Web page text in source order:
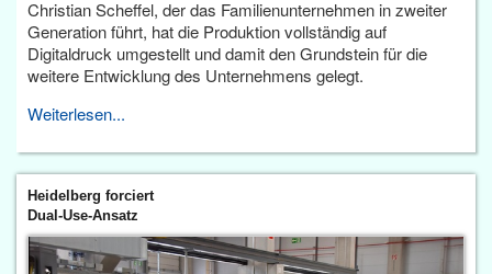
Christian Scheffel, der das Familienunternehmen in zweiter
Generation führt, hat die Produktion vollständig auf
Digitaldruck umgestellt und damit den Grundstein für die
weitere Entwicklung des Unternehmens gelegt.
Weiterlesen...
Heidelberg forciert
Dual-Use-Ansatz